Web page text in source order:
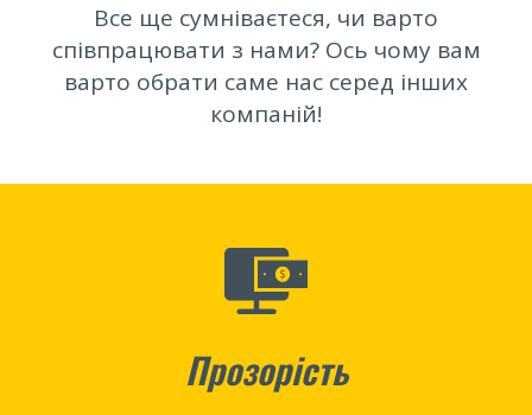
Все ще сумніваєтеся, чи варто
співпрацювати з нами? Ось чому вам
варто обрати саме нас серед інших
компаній!
Прозорість